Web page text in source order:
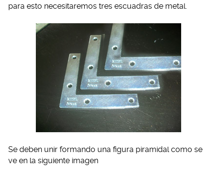
para esto necesitaremos tres escuadras de metal.
Se deben unir formando una figura piramidal como se
ve en la siguiente imagen